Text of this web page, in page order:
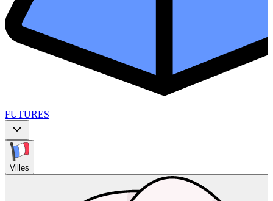
FUTURES
Villes